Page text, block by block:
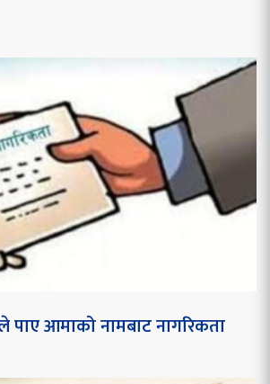
पाए आमाको नामबाट नागरिकता